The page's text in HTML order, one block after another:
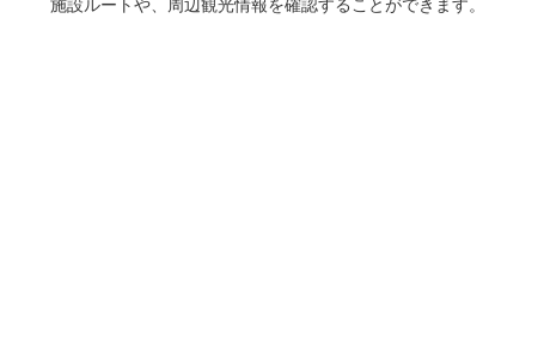
施設ルートや、周辺観光情報を確認することができます。